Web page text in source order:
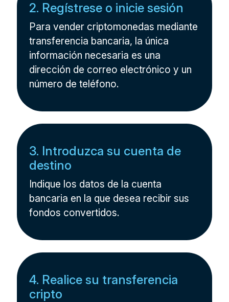
2. Regístrese o inicie sesión
Para vender criptomonedas mediante
transferencia bancaria, la única
información necesaria es una
dirección de correo electrónico y un
número de teléfono.
3. Introduzca su cuenta de
destino
Indique los datos de la cuenta
bancaria en la que desea recibir sus
fondos convertidos.
4. Realice su transferencia
cripto